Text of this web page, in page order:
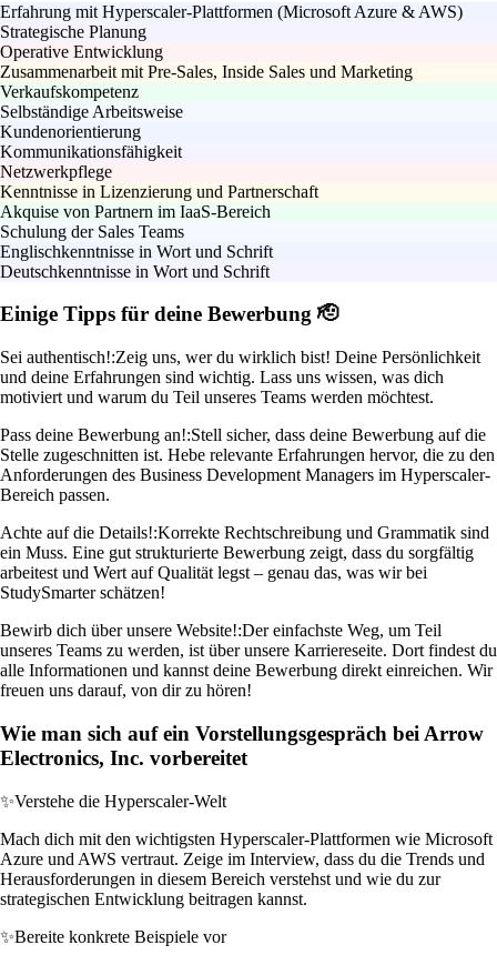
Erfahrung mit Hyperscaler-Plattformen (Microsoft Azure & AWS)
Strategische Planung
Operative Entwicklung
Zusammenarbeit mit Pre-Sales, Inside Sales und Marketing
Verkaufskompetenz
Selbständige Arbeitsweise
Kundenorientierung
Kommunikationsfähigkeit
Netzwerkpflege
Kenntnisse in Lizenzierung und Partnerschaft
Akquise von Partnern im IaaS-Bereich
Schulung der Sales Teams
Englischkenntnisse in Wort und Schrift
Deutschkenntnisse in Wort und Schrift
Einige Tipps für deine Bewerbung 🫡
Sei authentisch!:Zeig uns, wer du wirklich bist! Deine Persönlichkeit
und deine Erfahrungen sind wichtig. Lass uns wissen, was dich
motiviert und warum du Teil unseres Teams werden möchtest.
Pass deine Bewerbung an!:Stell sicher, dass deine Bewerbung auf die
Stelle zugeschnitten ist. Hebe relevante Erfahrungen hervor, die zu den
Anforderungen des Business Development Managers im Hyperscaler-
Bereich passen.
Achte auf die Details!:Korrekte Rechtschreibung und Grammatik sind
ein Muss. Eine gut strukturierte Bewerbung zeigt, dass du sorgfältig
arbeitest und Wert auf Qualität legst – genau das, was wir bei
StudySmarter schätzen!
Bewirb dich über unsere Website!:Der einfachste Weg, um Teil
unseres Teams zu werden, ist über unsere Karriereseite. Dort findest du
alle Informationen und kannst deine Bewerbung direkt einreichen. Wir
freuen uns darauf, von dir zu hören!
Wie man sich auf ein Vorstellungsgespräch bei Arrow
Electronics, Inc. vorbereitet
✨Verstehe die Hyperscaler-Welt
Mach dich mit den wichtigsten Hyperscaler-Plattformen wie Microsoft
Azure und AWS vertraut. Zeige im Interview, dass du die Trends und
Herausforderungen in diesem Bereich verstehst und wie du zur
strategischen Entwicklung beitragen kannst.
✨Bereite konkrete Beispiele vor